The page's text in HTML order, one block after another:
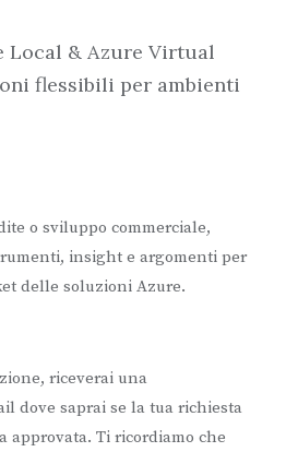
Local & Azure Virtual
flessibili per ambienti
o sviluppo commerciale,
insight e argomenti per
delle soluzioni Azure.
riceverai una
dove saprai se la tua richiesta
approvata. Ti ricordiamo che